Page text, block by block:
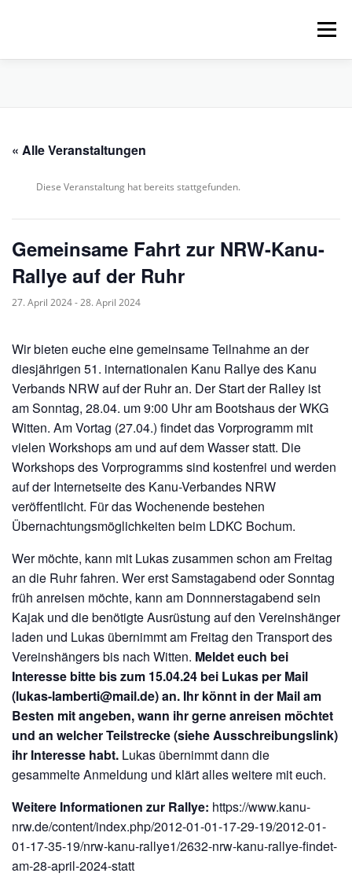
Menü
VERLEIH, TOUREN UND SUP
« Alle Veranstaltungen
Diese Veranstaltung hat bereits stattgefunden.
Gemeinsame Fahrt zur NRW-Kanu-
Rallye auf der Ruhr
27. April 2024-28. April 2024
Wir bieten euche eine gemeinsame Teilnahme an der
diesjährigen 51. internationalen Kanu Rallye des Kanu
Verbands NRW auf der Ruhr an. Der Start der Ralley ist
am Sonntag, 28.04. um 9:00 Uhr am Bootshaus der WKG
Witten. Am Vortag (27.04.) findet das Vorprogramm mit
vielen Workshops am und auf dem Wasser statt. Die
Workshops des Vorprogramms sind kostenfrei und werden
auf der Internetseite des Kanu-Verbandes NRW
veröffentlicht. Für das Wochenende bestehen
Übernachtungsmöglichkeiten beim LDKC Bochum.
Wer möchte, kann mit Lukas zusammen schon am Freitag
an die Ruhr fahren. Wer erst Samstagabend oder Sonntag
früh anreisen möchte, kann am Donnnerstagabend sein
Kajak und die benötigte Ausrüstung auf den Vereinshänger
laden und Lukas übernimmt am Freitag den Transport des
Vereinshängers bis nach Witten. Meldet euch bei
Interesse bitte bis zum 15.04.24 bei Lukas per Mail
(lukas-lamberti@mail.de) an. Ihr könnt in der Mail am
Besten mit angeben, wann ihr gerne anreisen möchtet
und an welcher Teilstrecke (siehe Ausschreibungslink)
ihr Interesse habt. Lukas übernimmt dann die
gesammelte Anmeldung und klärt alles weitere mit euch.
Weitere Informationen zur Rallye: https://www.kanu-
nrw.de/content/index.php/2012-01-01-17-29-19/2012-01-
01-17-35-19/nrw-kanu-rallye1/2632-nrw-kanu-rallye-findet-
am-28-april-2024-statt